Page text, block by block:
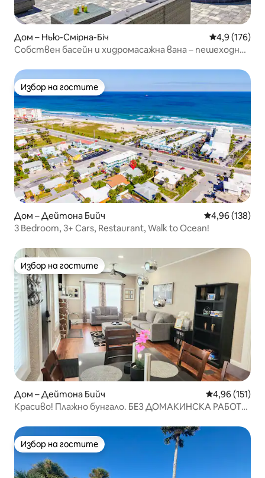
Дом – Нью-Смірна-Біч Средна
4,9 (176)
Собствен басейн и хидромасажна вана – пешеходно
Избор на гостите
Избор на гостите
Дом – Дейтона Бийч Средна
4,96 (138)
3 Bedroom, 3+ Cars, Restaurant, Walk to Ocean!
Избор на гостите
Избор на гостите
Дом – Дейтона Бийч Средна
4,96 (151)
Красиво! Плажно бунгало. БЕЗ ДОМАКИНСКА РАБОТА
Избор на гостите
Избор на гостите